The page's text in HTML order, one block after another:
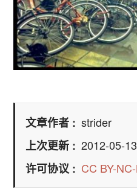
文章作者
strider
上次更新
2012-05-13
许可协议
CC BY-